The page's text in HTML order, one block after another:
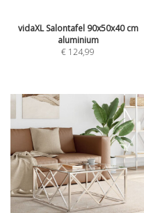
vidaXL Salontafel 90x50x40 cm
aluminium
€ 124,99